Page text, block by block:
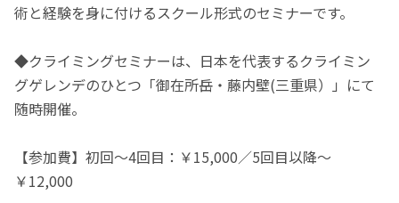
術と経験を身に付けるスクール形式のセミナーです。
◆クライミングセミナーは、日本を代表するクライミン
グゲレンデのひとつ「御在所岳・藤内壁(三重県）」にて
随時開催。
【参加費】初回〜4回目：￥15,000／5回目以降〜
￥12,000